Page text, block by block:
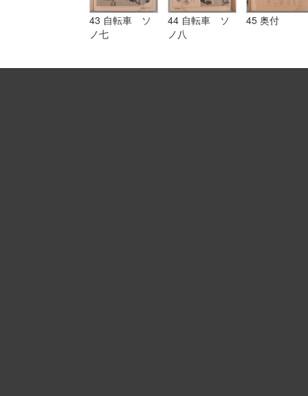
43 自転車 ソ
ノ七
44 自転車 ソ
ノ八
45 奥付